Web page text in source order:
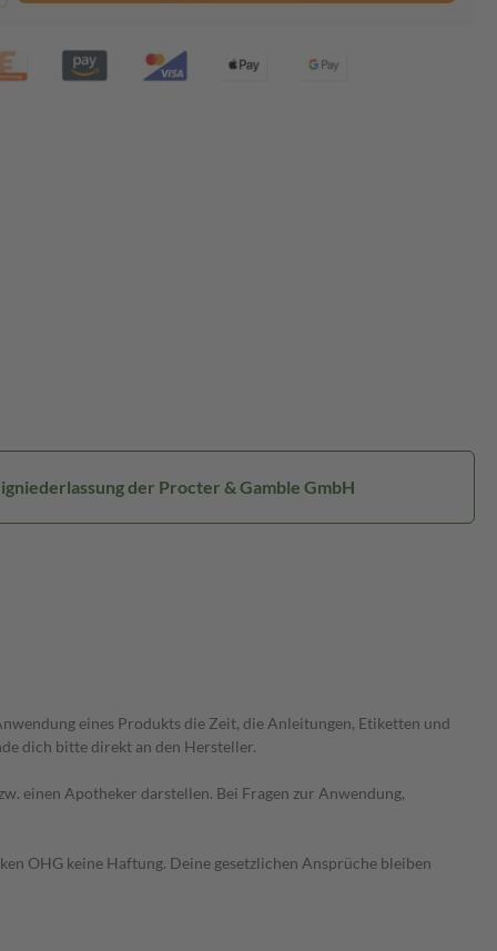
der Procter & Gamble GmbH
eines Produkts die Zeit, die Anleitungen, Etiketten und
dich bitte direkt an den Hersteller.
einen Apotheker darstellen. Bei Fragen zur Anwendung,
OHG keine Haftung. Deine gesetzlichen Ansprüche bleiben